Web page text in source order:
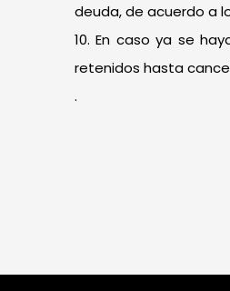
deuda, de acuerdo a
10. En caso ya se
retenidos hasta
.